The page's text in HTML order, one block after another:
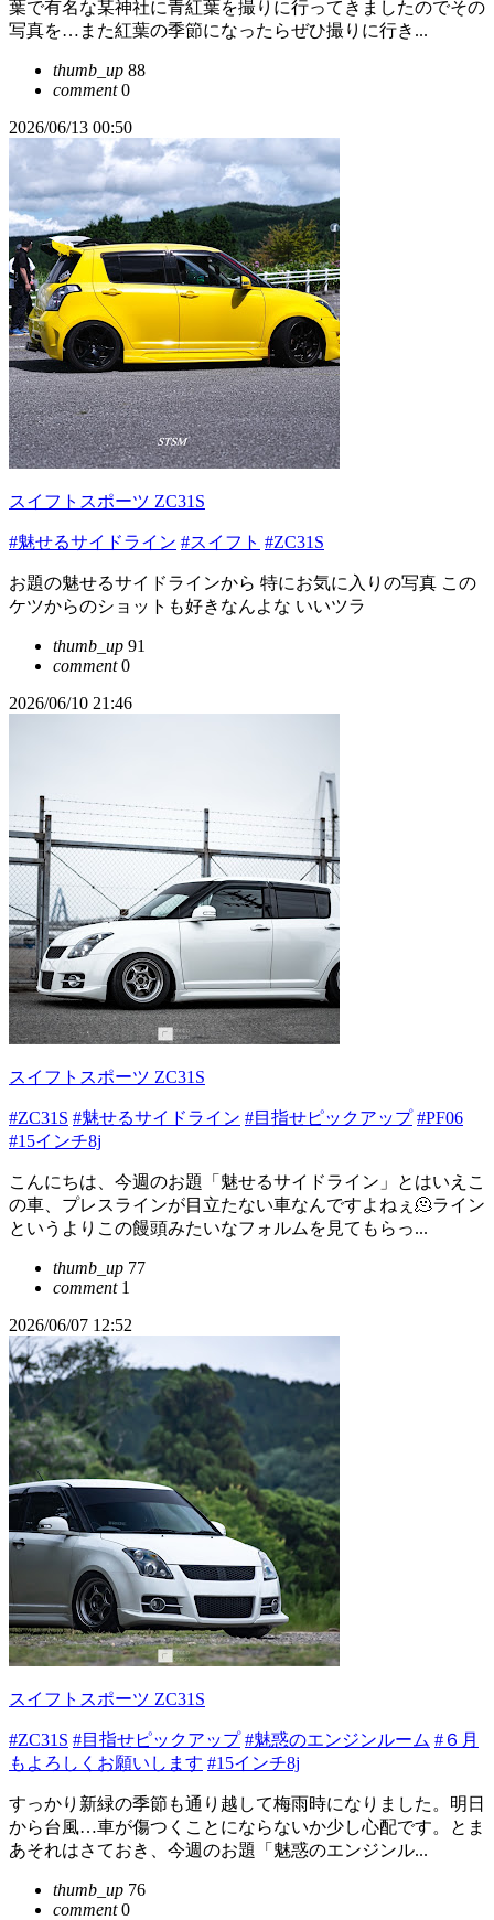
葉で有名な某神社に青紅葉を撮りに行ってきましたのでその
写真を…また紅葉の季節になったらぜひ撮りに行き...
thumb_up 88
comment0
2026/06/13 00:50
スイフトスポーツ ZC31S
#魅せるサイドライン #スイフト #ZC31S
お題の魅せるサイドラインから 特にお気に入りの写真 この
ケツからのショットも好きなんよな いいツラ
thumb_up 91
comment0
2026/06/10 21:46
スイフトスポーツ ZC31S
#ZC31S #魅せるサイドライン #目指せピックアップ #PF06
#15インチ8j
こんにちは、今週のお題「魅せるサイドライン」とはいえこ
の車、プレスラインが目立たない車なんですよねぇ🫠ライン
というよりこの饅頭みたいなフォルムを見てもらっ...
thumb_up 77
comment1
2026/06/07 12:52
スイフトスポーツ ZC31S
#ZC31S #目指せピックアップ #魅惑のエンジンルーム #６月
もよろしくお願いします #15インチ8j
すっかり新緑の季節も通り越して梅雨時になりました。明日
から台風…車が傷つくことにならないか少し心配です。とま
あそれはさておき、今週のお題「魅惑のエンジンル...
thumb_up 76
comment0